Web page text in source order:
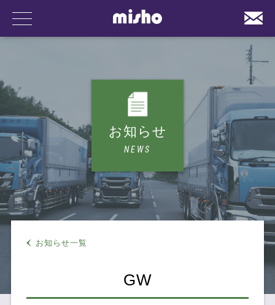
事業内容
会社案内
お知らせ
NEWS
お知らせ一覧
GW